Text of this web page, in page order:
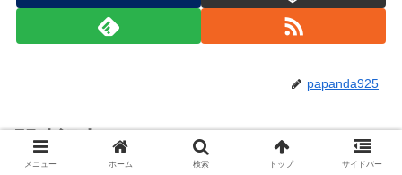
papanda925
関連記事
メニュー ホーム 検索 トップ サイドバー